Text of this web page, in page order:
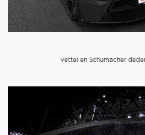
Vettel en Schumacher